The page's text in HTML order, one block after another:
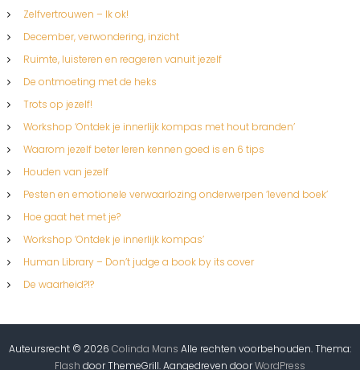
Zelfvertrouwen – Ik ok!
December, verwondering, inzicht
Ruimte, luisteren en reageren vanuit jezelf
De ontmoeting met de heks
Trots op jezelf!
Workshop ‘Ontdek je innerlijk kompas met hout branden’
Waarom jezelf beter leren kennen goed is en 6 tips
Houden van jezelf
Pesten en emotionele verwaarlozing onderwerpen ‘levend boek’
Hoe gaat het met je?
Workshop ‘Ontdek je innerlijk kompas’
Human Library – Don’t judge a book by its cover
De waarheid?!?
Auteursrecht © 2026 Colinda Mans Alle rechten voorbehouden. Thema:
Flash door ThemeGrill. Aangedreven doorWordPress